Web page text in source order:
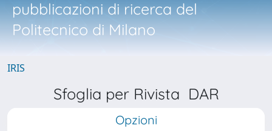
pubblicazioni di ricerca del
Politecnico di Milano
IRIS
Sfoglia per Rivista DAR
Opzioni